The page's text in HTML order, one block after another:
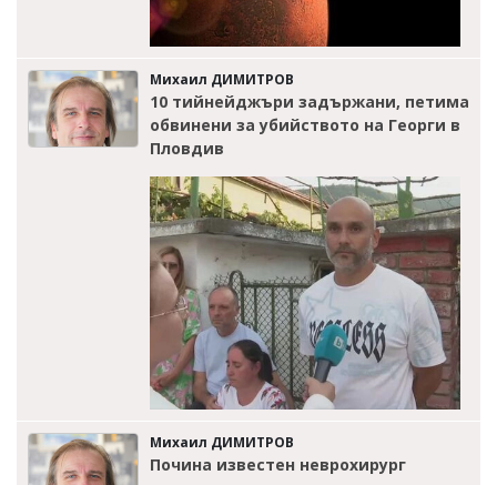
Михаил ДИМИТРОВ
10 тийнейджъри задържани, петима
обвинени за убийството на Георги в
Пловдив
Михаил ДИМИТРОВ
Почина известен неврохирург